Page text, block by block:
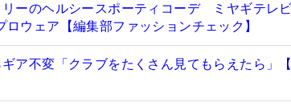
ーのヘルシースポーティコーデ ミヤギテレ
ウェア【編集部ファッションチェック】
ア不変「クラブをたくさん見てもらえたら」